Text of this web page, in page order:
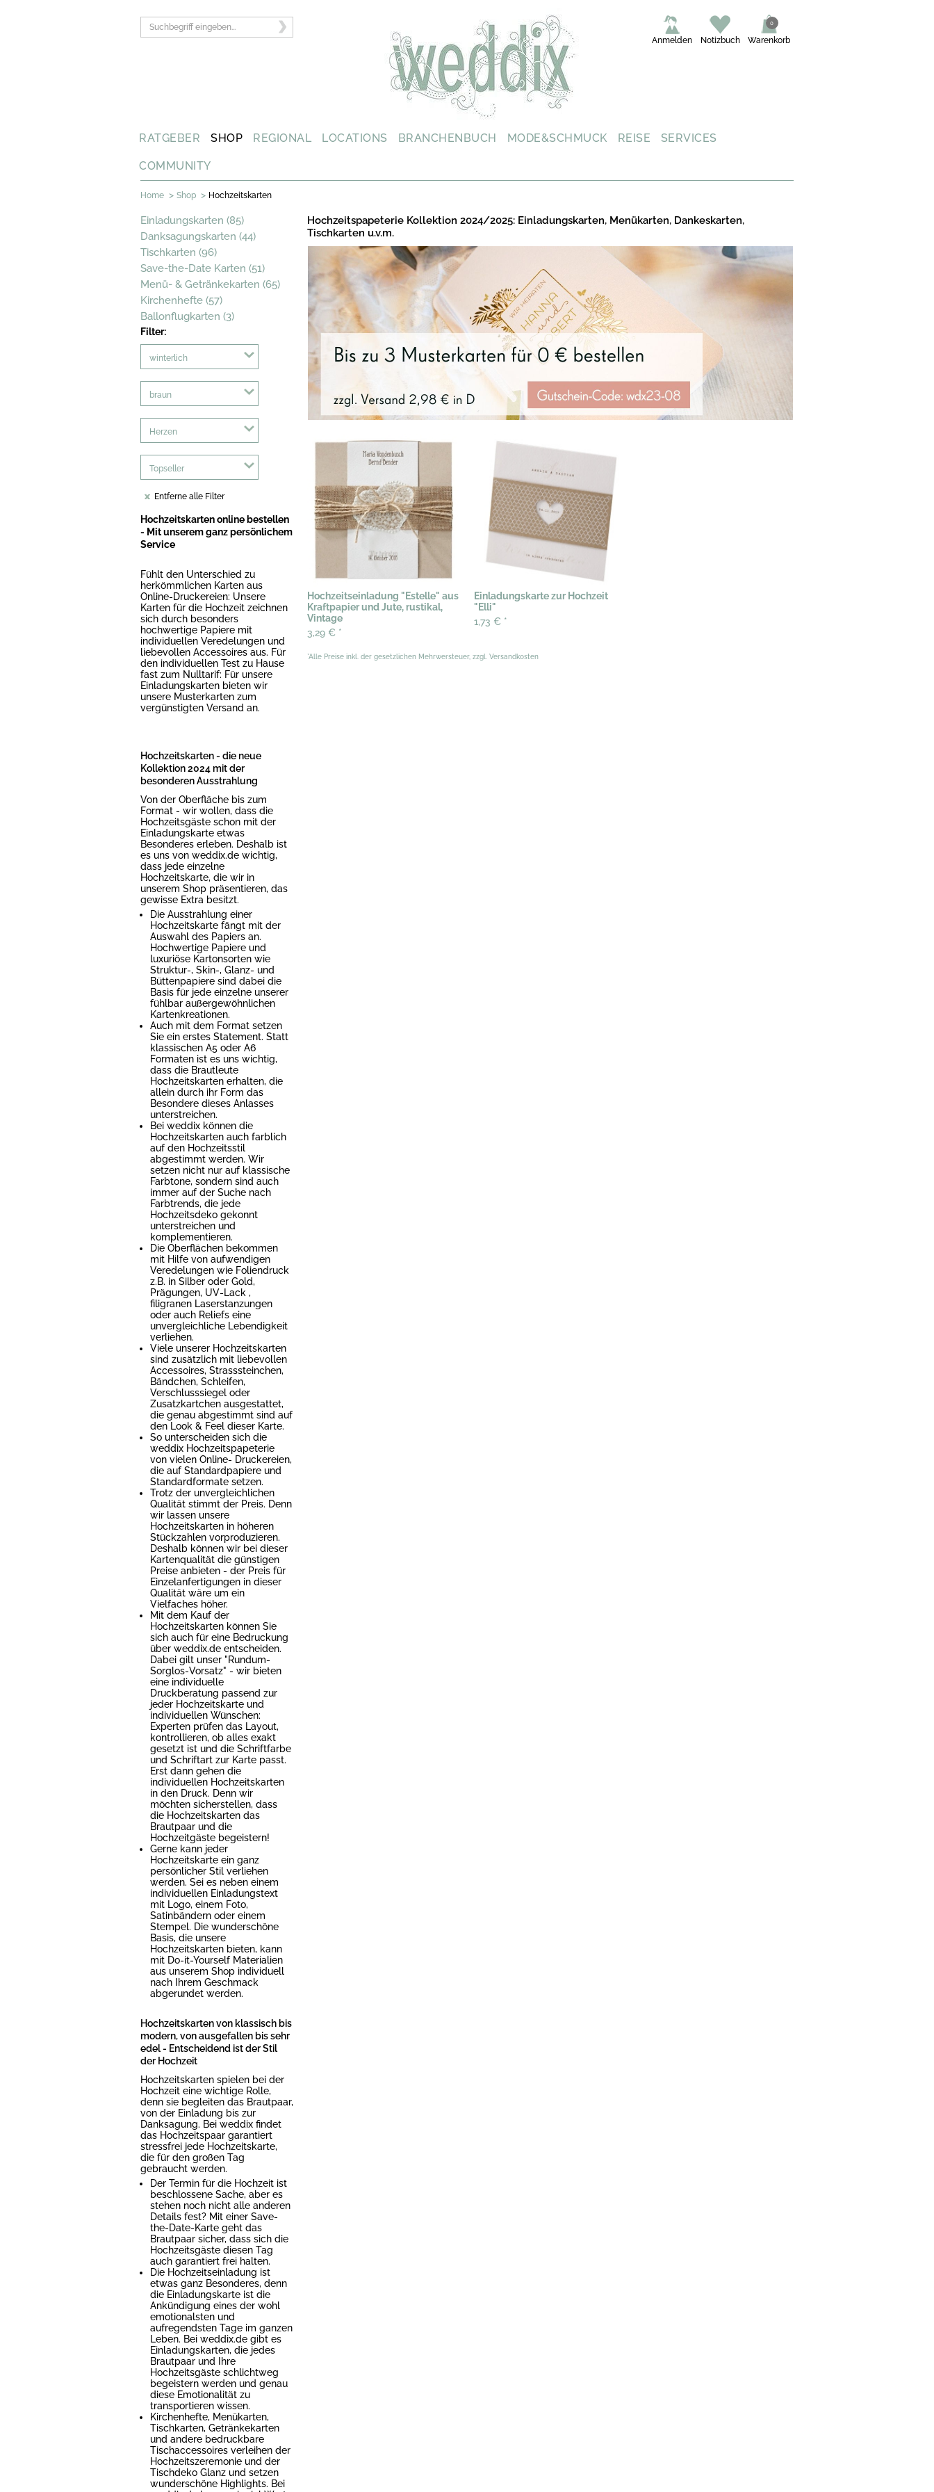
Warenkorb
0
Notizbuch
Anmelden
RATGEBER SHOP REGIONAL LOCATIONS BRANCHENBUCH MODE&SCHMUCK REISE SERVICES
COMMUNITY
Home > Shop > Hochzeitskarten
Einladungskarten (85)
Danksagungskarten (44)
Tischkarten (96)
Save-the-Date Karten (51)
Menü- & Getränkekarten (65)
Kirchenhefte (57)
Ballonflugkarten (3)
Filter:
winterlich
braun
Herzen
Topseller
Entferne alle Filter
Hochzeitskarten online bestellen
- Mit unserem ganz persönlichem
Service
Fühlt den Unterschied zu
herkömmlichen Karten aus
Online-Druckereien: Unsere
Karten für die Hochzeit zeichnen
sich durch besonders
hochwertige Papiere mit
individuellen Veredelungen und
liebevollen Accessoires aus. Für
den individuellen Test zu Hause
fast zum Nulltarif: Für unsere
Einladungskarten bieten wir
unsere Musterkarten zum
vergünstigten Versand an.
Hochzeitskarten - die neue
Kollektion 2024 mit der
besonderen Ausstrahlung
Von der Oberfläche bis zum
Format - wir wollen, dass die
Hochzeitsgäste schon mit der
Einladungskarte etwas
Besonderes erleben. Deshalb ist
es uns von weddix.de wichtig,
dass jede einzelne
Hochzeitskarte, die wir in
unserem Shop präsentieren, das
gewisse Extra besitzt.
Die Ausstrahlung einer
Hochzeitskarte fängt mit der
Auswahl des Papiers an.
Hochwertige Papiere und
luxuriöse Kartonsorten wie
Struktur-, Skin-, Glanz- und
Büttenpapiere sind dabei die
Basis für jede einzelne unserer
fühlbar außergewöhnlichen
Kartenkreationen.
Auch mit dem Format setzen
Sie ein erstes Statement. Statt
klassischen A5 oder A6
Formaten ist es uns wichtig,
dass die Brautleute
Hochzeitskarten erhalten, die
allein durch ihr Form das
Besondere dieses Anlasses
unterstreichen.
Bei weddix können die
Hochzeitskarten auch farblich
auf den Hochzeitsstil
abgestimmt werden. Wir
setzen nicht nur auf klassische
Farbtone, sondern sind auch
immer auf der Suche nach
Farbtrends, die jede
Hochzeitsdeko gekonnt
unterstreichen und
komplementieren.
Die Oberflächen bekommen
mit Hilfe von aufwendigen
Veredelungen wie Foliendruck
z.B. in Silber oder Gold,
Prägungen, UV-Lack ,
filigranen Laserstanzungen
oder auch Reliefs eine
unvergleichliche Lebendigkeit
verliehen.
Viele unserer Hochzeitskarten
sind zusätzlich mit liebevollen
Accessoires, Strasssteinchen,
Bändchen, Schleifen,
Verschlusssiegel oder
Zusatzkartchen ausgestattet,
die genau abgestimmt sind auf
den Look & Feel dieser Karte.
So unterscheiden sich die
weddix Hochzeitspapeterie
von vielen Online- Druckereien,
die auf Standardpapiere und
Standardformate setzen.
Trotz der unvergleichlichen
Qualität stimmt der Preis. Denn
wir lassen unsere
Hochzeitskarten in höheren
Stückzahlen vorproduzieren.
Deshalb können wir bei dieser
Kartenqualität die günstigen
Preise anbieten - der Preis für
Einzelanfertigungen in dieser
Qualität wäre um ein
Vielfaches höher.
Mit dem Kauf der
Hochzeitskarten können Sie
sich auch für eine Bedruckung
über weddix.de entscheiden.
Dabei gilt unser "Rundum-
Sorglos-Vorsatz" - wir bieten
eine individuelle
Druckberatung passend zur
jeder Hochzeitskarte und
individuellen Wünschen:
Experten prüfen das Layout,
kontrollieren, ob alles exakt
gesetzt ist und die Schriftfarbe
und Schriftart zur Karte passt.
Erst dann gehen die
individuellen Hochzeitskarten
in den Druck. Denn wir
möchten sicherstellen, dass
die Hochzeitskarten das
Brautpaar und die
Hochzeitgäste begeistern!
Gerne kann jeder
Hochzeitskarte ein ganz
persönlicher Stil verliehen
werden. Sei es neben einem
individuellen Einladungstext
mit Logo, einem Foto,
Satinbändern oder einem
Stempel. Die wunderschöne
Basis, die unsere
Hochzeitskarten bieten, kann
mit Do-it-Yourself Materialien
aus unserem Shop individuell
nach Ihrem Geschmack
abgerundet werden.
Hochzeitskarten von klassisch bis
modern, von ausgefallen bis sehr
edel - Entscheidend ist der Stil
der Hochzeit
Hochzeitskarten spielen bei der
Hochzeit eine wichtige Rolle,
denn sie begleiten das Brautpaar,
von der Einladung bis zur
Danksagung. Bei weddix findet
das Hochzeitspaar garantiert
stressfrei jede Hochzeitskarte,
die für den großen Tag
gebraucht werden.
Der Termin für die Hochzeit ist
beschlossene Sache, aber es
stehen noch nicht alle anderen
Details fest? Mit einer Save-
the-Date-Karte geht das
Brautpaar sicher, dass sich die
Hochzeitsgäste diesen Tag
auch garantiert frei halten.
Die Hochzeitseinladung ist
etwas ganz Besonderes, denn
die Einladungskarte ist die
Ankündigung eines der wohl
emotionalsten und
aufregendsten Tage im ganzen
Leben. Bei weddix.de gibt es
Einladungskarten, die jedes
Brautpaar und Ihre
Hochzeitsgäste schlichtweg
begeistern werden und genau
diese Emotionalität zu
transportieren wissen.
Kirchenhefte, Menükarten,
Tischkarten, Getränkekarten
und andere bedruckbare
Tischaccessoires verleihen der
Hochzeitszeremonie und der
Tischdeko Glanz und setzen
wunderschöne Highlights. Bei
Hochzeitspapeterie Kollektion 2024/2025: Einladungskarten, Menükarten, Dankeskarten,
Tischkarten u.v.m.
Hochzeitseinladung "Estelle" aus
Kraftpapier und Jute, rustikal,
Vintage
3,29 € *
Einladungskarte zur Hochzeit
"Elli"
1,73 € *
*Alle Preise inkl. der gesetzlichen Mehrwersteuer, zzgl. Versandkosten